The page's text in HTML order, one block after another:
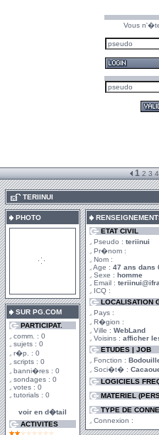
Vous
1 2 3 4
TERIINUI
PHOTO
SUR PG.COM
PARTICIPAT.
comm. : 0
sujets : 0
r�p. : 0
scripts : 0
banni�res : 0
sondages : 0
votes : 0
tutorials : 0
voir en d�tail
ACTIVITES
ETAT CIVIL
Pseudo : teriinui
Pr�nom :
Nom :
Age : 47 ans dans
Sexe : homme
Email :
ICQ :
LOCALISATION
Pays :
R�gion :
Ville : WebLand
Voisins : afficher
ETUDES | JOB
Fonction :
Soci�t� :
LOGICIELS
MATERIEL
TYPE DE
Connexion :